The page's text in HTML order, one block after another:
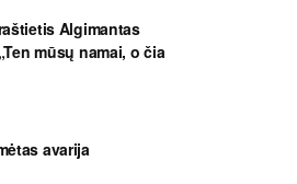
Algimantas
mūsų namai, o čia
avarija